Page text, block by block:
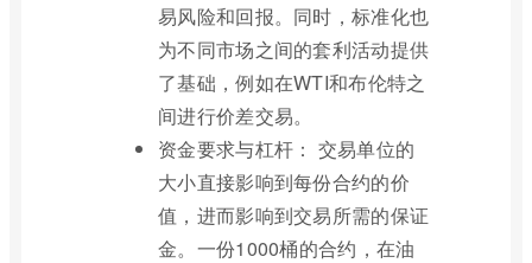
易风险和回报。同时，标准化也
为不同市场之间的套利活动提供
了基础，例如在WTI和布伦特之
间进行价差交易。
资金要求与杠杆： 交易单位的
大小直接影响到每份合约的价
值，进而影响到交易所需的保证
金。一份1000桶的合约，在油